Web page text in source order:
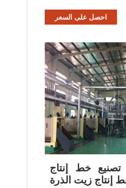
احصل على السعر
خط إنتاج
إنتاج زيت الذرة